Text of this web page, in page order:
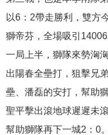
以6：2帶走勝利，雙方
獅帝芬，全場吸引14006
一局上半，獅隊來勢洶
出陽春全壘打，狙擊兄
壘、潘磊的安打，幫助
聖平擊出滾地球遲遲未
幫助獅隊再下一城2：0